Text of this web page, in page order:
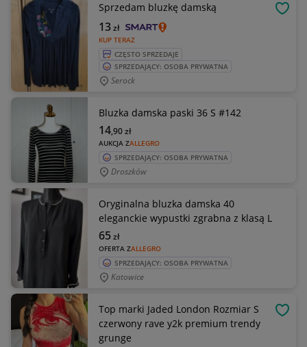
Sprzedam bluzkę damską
KUP TERAZ
13zł
CZĘSTO SPRZEDAJE
SPRZEDAJĄCY: OSOBA PRYWATNA
Serock
Bluzka damska paski 36 S #142
AUKCJA ZALLEGRO
14,90zł
SPRZEDAJĄCY: OSOBA PRYWATNA
Droszków
Oryginalna bluzka damska 40
eleganckie wypustki zgrabna z klasą L
OFERTA ZALLEGRO
65zł
SPRZEDAJĄCY: OSOBA PRYWATNA
Katowice
Top marki Jaded London Rozmiar S
czerwony rave y2k premium trendy
grunge